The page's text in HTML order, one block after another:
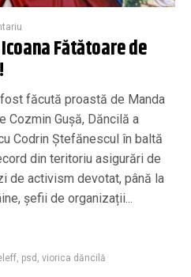
Fătătoare de
făcută proastă de Manda
Cozmin Gușă, Dăncilă a
Codrin Ștefănescul în baltă
din teritoriu asigurări de
de activism devotat, până la
șefii de organizații...
, psd , viorica dăncilă